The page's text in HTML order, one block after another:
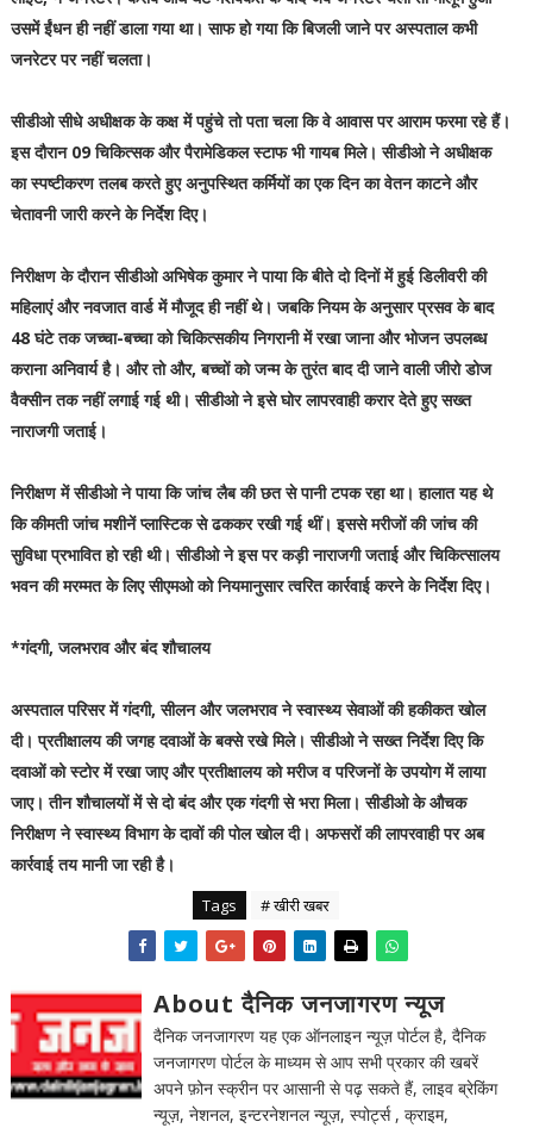
उसमें ईंधन ही नहीं डाला गया था। साफ हो गया कि बिजली जाने पर अस्पताल कभी
जनरेटर पर नहीं चलता।
सीडीओ सीधे अधीक्षक के कक्ष में पहुंचे तो पता चला कि वे आवास पर आराम फरमा रहे हैं।
इस दौरान 09 चिकित्सक और पैरामेडिकल स्टाफ भी गायब मिले। सीडीओ ने अधीक्षक
का स्पष्टीकरण तलब करते हुए अनुपस्थित कर्मियों का एक दिन का वेतन काटने और
चेतावनी जारी करने के निर्देश दिए।
निरीक्षण के दौरान सीडीओ अभिषेक कुमार ने पाया कि बीते दो दिनों में हुई डिलीवरी की
महिलाएं और नवजात वार्ड में मौजूद ही नहीं थे। जबकि नियम के अनुसार प्रसव के बाद
48 घंटे तक जच्चा-बच्चा को चिकित्सकीय निगरानी में रखा जाना और भोजन उपलब्ध
कराना अनिवार्य है। और तो और, बच्चों को जन्म के तुरंत बाद दी जाने वाली जीरो डोज
वैक्सीन तक नहीं लगाई गई थी। सीडीओ ने इसे घोर लापरवाही करार देते हुए सख्त
नाराजगी जताई।
निरीक्षण में सीडीओ ने पाया कि जांच लैब की छत से पानी टपक रहा था। हालात यह थे
कि कीमती जांच मशीनें प्लास्टिक से ढककर रखी गई थीं। इससे मरीजों की जांच की
सुविधा प्रभावित हो रही थी। सीडीओ ने इस पर कड़ी नाराजगी जताई और चिकित्सालय
भवन की मरम्मत के लिए सीएमओ को नियमानुसार त्वरित कार्रवाई करने के निर्देश दिए।
*गंदगी, जलभराव और बंद शौचालय
अस्पताल परिसर में गंदगी, सीलन और जलभराव ने स्वास्थ्य सेवाओं की हकीकत खोल
दी। प्रतीक्षालय की जगह दवाओं के बक्से रखे मिले। सीडीओ ने सख्त निर्देश दिए कि
दवाओं को स्टोर में रखा जाए और प्रतीक्षालय को मरीज व परिजनों के उपयोग में लाया
जाए। तीन शौचालयों में से दो बंद और एक गंदगी से भरा मिला। सीडीओ के औचक
निरीक्षण ने स्वास्थ्य विभाग के दावों की पोल खोल दी। अफसरों की लापरवाही पर अब
कार्रवाई तय मानी जा रही है।
Tags # खीरी खबर
About दैनिक जनजागरण न्यूज
दैनिक जनजागरण यह एक ऑनलाइन न्यूज़ पोर्टल है, दैनिक
जनजागरण पोर्टल के माध्यम से आप सभी प्रकार की खबरें
अपने फ़ोन स्क्रीन पर आसानी से पढ़ सकते हैं, लाइव ब्रेकिंग
न्यूज़, नेशनल, इन्टरनेशनल न्यूज़, स्पोर्ट्स , क्राइम,